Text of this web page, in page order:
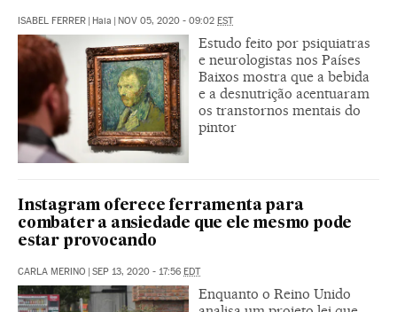
ISABEL FERRER Haia NOV 05, 2020 - 09:02 EST
Estudo feito por psiquiatras
e neurologistas nos Países
Baixos mostra que a bebida
e a desnutrição acentuaram
os transtornos mentais do
pintor
Instagram oferece ferramenta para
combater a ansiedade que ele mesmo pode
estar provocando
CARLA MERINO SEP 13, 2020 - 17:56 EDT
Enquanto o Reino Unido